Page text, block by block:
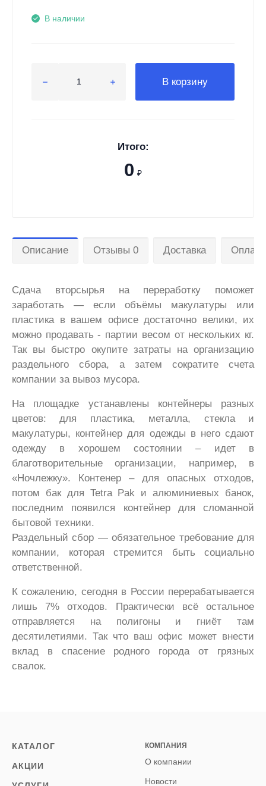
В наличии
В корзину
Итого:
0 ₽
Описание Отзывы 0 Доставка Оплата
Сдача вторсырья на переработку поможет
заработать — если объёмы макулатуры или
пластика в вашем офисе достаточно велики, их
можно продавать - партии весом от нескольких кг.
Так вы быстро окупите затраты на организацию
раздельного сбора, а затем сократите счета
компании за вывоз мусора.
На площадке устанавлены контейнеры разных
цветов: для пластика, металла, стекла и
макулатуры, контейнер для одежды в него сдают
одежду в хорошем состоянии – идет в
благотворительные организации, например, в
«Ночлежку». Контенер – для опасных отходов,
потом бак для Tetra Pak и алюминиевых банок,
последним появился контейнер для сломанной
бытовой техники.
Раздельный сбор — обязательное требование для
компании, которая стремится быть социально
ответственной.
К сожалению, сегодня в России перерабатывается
лишь 7% отходов. Практически всё остальное
отправляется на полигоны и гниёт там
десятилетиями. Так что ваш офис может внести
вклад в спасение родного города от грязных
свалок.
КАТАЛОГ
АКЦИИ
КОМПАНИЯ
О компании
Новости